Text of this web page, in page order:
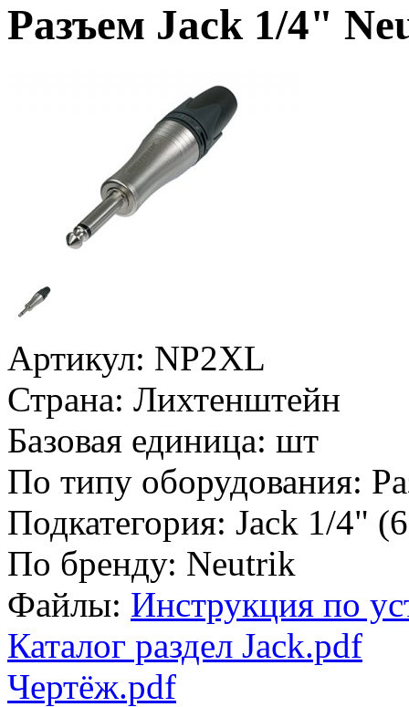
Разъем Jack 1/4"
Артикул: NP2XL
Страна: Лихтенштейн
Базовая единица: шт
По типу оборудования:
Подкатегория: Jack 1/4"
По бренду: Neutrik
Файлы: Инструкция по
Каталог раздел Jack.pdf
Чертёж.pdf